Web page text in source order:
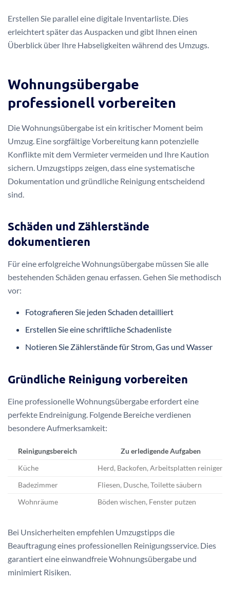
Erstellen Sie parallel eine digitale Inventarliste. Dies
erleichtert später das Auspacken und gibt Ihnen einen
Überblick über Ihre Habseligkeiten während des Umzugs.
Wohnungsübergabe
professionell vorbereiten
Die Wohnungsübergabe ist ein kritischer Moment beim
Umzug. Eine sorgfältige Vorbereitung kann potenzielle
Konflikte mit dem Vermieter vermeiden und Ihre Kaution
sichern. Umzugstipps zeigen, dass eine systematische
Dokumentation und gründliche Reinigung entscheidend
sind.
Schäden und Zählerstände
dokumentieren
Für eine erfolgreiche Wohnungsübergabe müssen Sie alle
bestehenden Schäden genau erfassen. Gehen Sie methodisch
vor:
Fotografieren Sie jeden Schaden detailliert
Erstellen Sie eine schriftliche Schadenliste
Notieren Sie Zählerstände für Strom, Gas und Wasser
Gründliche Reinigung vorbereiten
Eine professionelle Wohnungsübergabe erfordert eine
perfekte Endreinigung. Folgende Bereiche verdienen
besondere Aufmerksamkeit:
Reinigungsbereich Zu erledigende Aufgaben
Küche Herd, Backofen, Arbeitsplatten reinigen
Badezimmer Fliesen, Dusche, Toilette säubern
Wohnräume Böden wischen, Fenster putzen
Bei Unsicherheiten empfehlen Umzugstipps die
Beauftragung eines professionellen Reinigungsservice. Dies
garantiert eine einwandfreie Wohnungsübergabe und
minimiert Risiken.